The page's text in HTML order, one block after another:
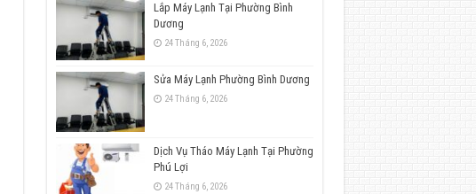
Lắp Máy Lạnh Tại Phường Bình
Dương
24 Tháng 6, 2026
Sửa Máy Lạnh Phường Bình Dương
24 Tháng 6, 2026
Dịch Vụ Tháo Máy Lạnh Tại Phường
Phú Lợi
24 Tháng 6, 2026